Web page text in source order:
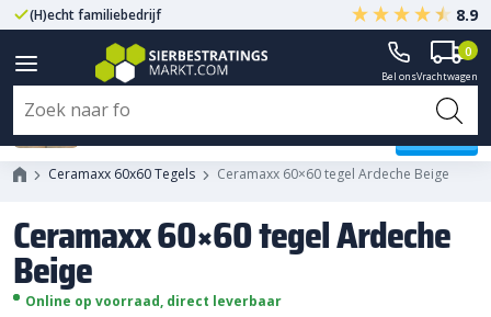
(H)echt familiebedrijf Gegarandeerd A-kwaliteit
8.9
Bel onsVrachtwagen
0
Ceramaxx 60x60 Tegels Ceramaxx 60×60 tegel Ardeche Beige
Ceramaxx 60×60 tegel Ardeche
Beige
Online op voorraad, direct leverbaar
Ceramaxx 60x60 tegel Ardeche
Beige